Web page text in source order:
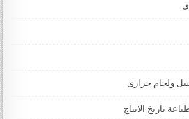
ولحام حرارى
تاريخ الانتاج